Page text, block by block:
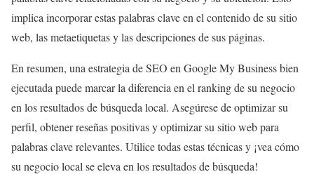
implica incorporar estas palabras clave en el contenido de su sitio
web, las metaetiquetas y las descripciones de sus páginas.
En resumen, una estrategia de SEO en Google My Business bien
ejecutada puede marcar la diferencia en el ranking de su negocio
en los resultados de búsqueda local. Asegúrese de optimizar su
perfil, obtener reseñas positivas y optimizar su sitio web para
palabras clave relevantes. Utilice todas estas técnicas y ¡vea cómo
su negocio local se eleva en los resultados de búsqueda!